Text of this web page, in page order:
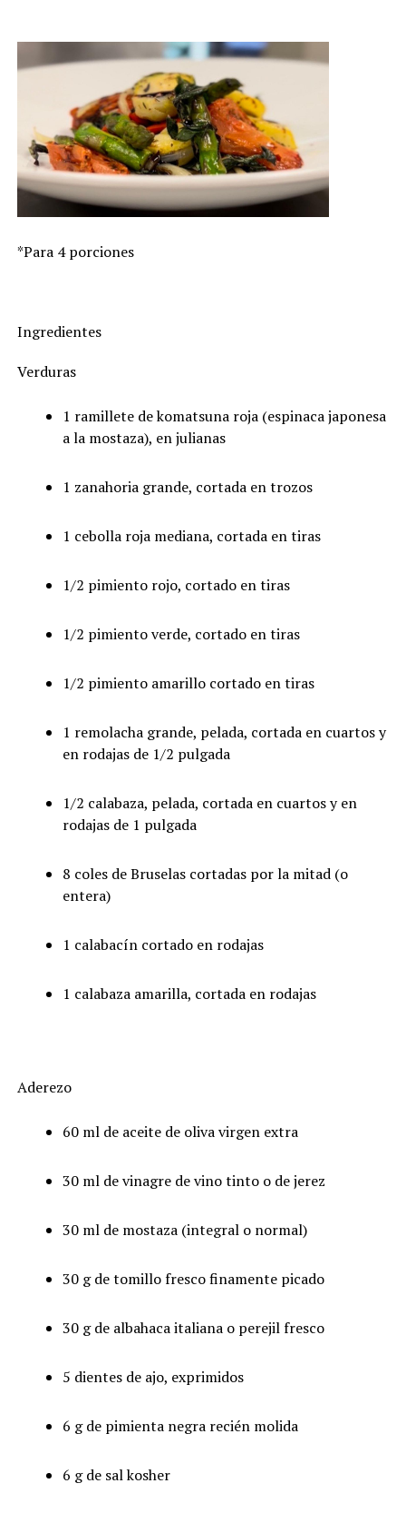
*Para 4 porciones
Ingredientes
Verduras
1 ramillete de komatsuna roja (espinaca japonesa
a la mostaza), en julianas
1 zanahoria grande, cortada en trozos
1 cebolla roja mediana, cortada en tiras
1/2 pimiento rojo, cortado en tiras
1/2 pimiento verde, cortado en tiras
1/2 pimiento amarillo cortado en tiras
1 remolacha grande, pelada, cortada en cuartos y
en rodajas de 1/2 pulgada
1/2 calabaza, pelada, cortada en cuartos y en
rodajas de 1 pulgada
8 coles de Bruselas cortadas por la mitad (o
entera)
1 calabacín cortado en rodajas
1 calabaza amarilla, cortada en rodajas
Aderezo
60 ml de aceite de oliva virgen extra
30 ml de vinagre de vino tinto o de jerez
30 ml de mostaza (integral o normal)
30 g de tomillo fresco finamente picado
30 g de albahaca italiana o perejil fresco
5 dientes de ajo, exprimidos
6 g de pimienta negra recién molida
6 g de sal kosher